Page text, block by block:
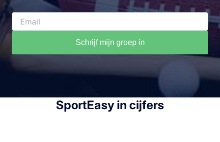
Schrijf mijn groep in
SportEasy in cijfers